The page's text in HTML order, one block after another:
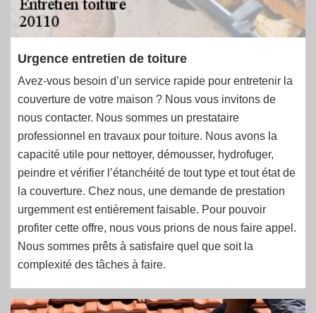
Urgence entretien de toiture
Avez-vous besoin d’un service rapide pour entretenir la
couverture de votre maison ? Nous vous invitons de
nous contacter. Nous sommes un prestataire
professionnel en travaux pour toiture. Nous avons la
capacité utile pour nettoyer, démousser, hydrofuger,
peindre et vérifier l’étanchéité de tout type et tout état de
la couverture. Chez nous, une demande de prestation
urgemment est entièrement faisable. Pour pouvoir
profiter cette offre, nous vous prions de nous faire appel.
Nous sommes prêts à satisfaire quel que soit la
complexité des tâches à faire.